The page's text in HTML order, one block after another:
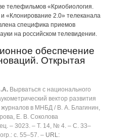
телефильмов «Криобиология.
«Клонирование 2.0» телеканала
специфика приемов
на российском телевидении.
обеспечение
Открытая
Вырваться с национального
вектор развития
журналов в МНБД / В. А. Благинин,
Е. В. Соколова
‒ 3023. ‒ Т. 14, № 4. ‒ C. 33‒
с. 55‒57. ‒ URL: